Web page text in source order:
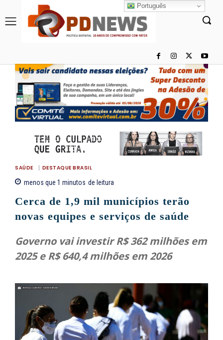
SAÚDE DESTAQUE BRASIL
menos que 1 minutos de leitura
Cerca de 1,9 mil municípios terão
novas equipes e serviços de saúde
Governo vai investir R$ 362 milhões em
2025 e R$ 640,4 milhões em 2026
Português